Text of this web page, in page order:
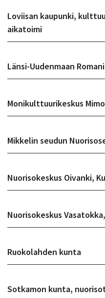
Loviisan kaupunki,
aikatoimi
Länsi-Uudenmaan
Monikulttuurikeskus
Mikkelin seudun
Nuorisokeskus Oivanki,
Nuorisokeskus
Ruokolahden kunta
Sotkamon kunta,